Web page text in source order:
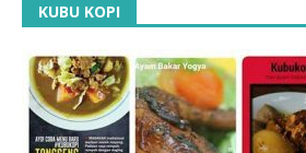
KUBU KOPI